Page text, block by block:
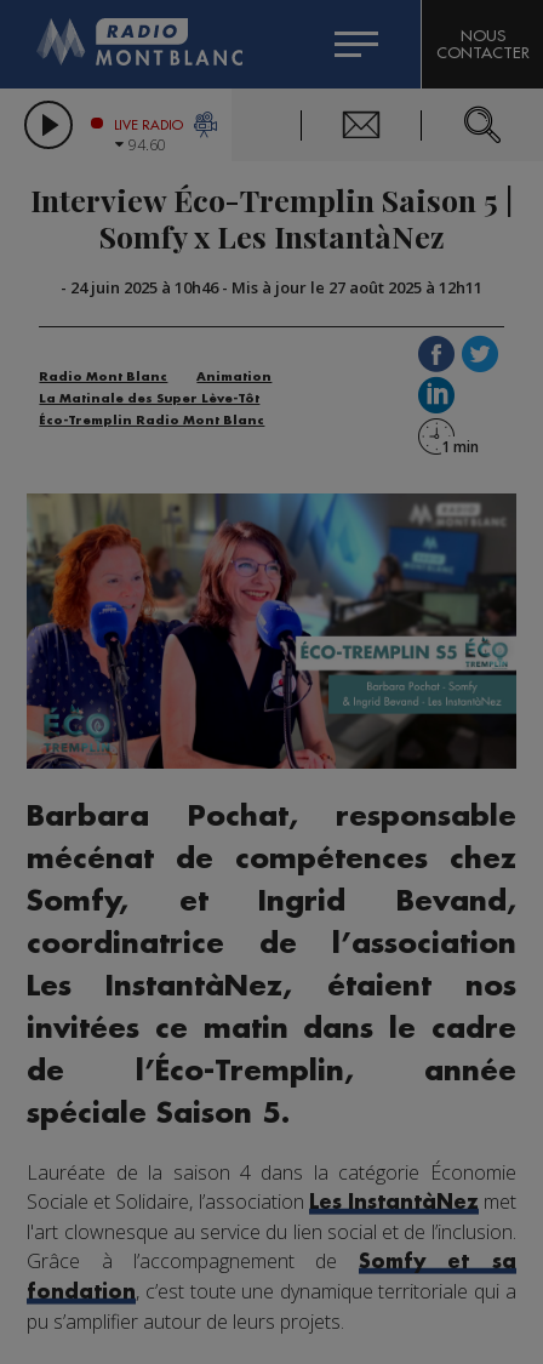
LES CHRONIQUES DE L'EXPERT
CITIZEN MACHINERY
GRAND MASSIF DOMAINES SKIABLES
BIGARD
COMPAGNIE DU MONT-BLANC
NOUS
CONTACTER
LIVE RADIO
94.60
Interview Éco-Tremplin Saison 5 |
Somfy x Les InstantàNez
- 24 juin 2025 à 10h46- Mis à jour le 27 août 2025 à 12h11
Radio Mont Blanc
Animation
La Matinale des Super Lève-Tôt
Éco-Tremplin Radio Mont Blanc
Barbara Pochat, responsable
mécénat de compétences chez
Somfy, et Ingrid Bevand,
coordinatrice de l’association
Les InstantàNez, étaient nos
invitées ce matin dans le cadre
de l’Éco-Tremplin, année
spéciale Saison 5.
Lauréate de la saison 4 dans la catégorie Économie
Sociale et Solidaire, l’association Les InstantàNezmet
l'art clownesque au service du lien social et de l’inclusion.
Grâce à l’accompagnement de
Somfy et sa
fondation, c’est toute une dynamique territoriale qui a
pu s’amplifier autour de leurs projets.